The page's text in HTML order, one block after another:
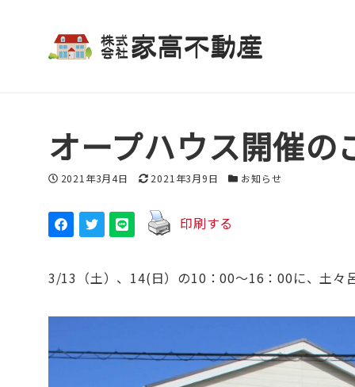
オープハウス開催の
投稿日
2021年3月4日 更新日
2021年3月9日 カテゴリー
お知らせ
印刷する
3/13（土）、14(日）の10：00～16：00に、土々